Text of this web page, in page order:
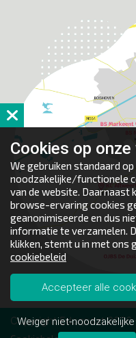
Copyright Eduquaat
Cookies op onze
We gebruiken standaard
noodzakelijke/functionele
van de website. Daarnaast
browse-ervaring cookies
geanonimiseerde en dus
informatie te verzamelen.
klikken, stemt u in met ons
cookiebeleid
Accepteer alle
Weiger niet-